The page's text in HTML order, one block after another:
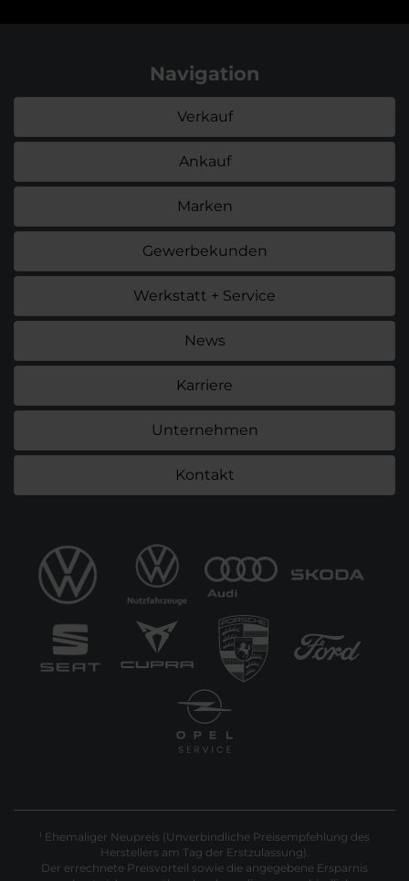
Navigation
Verkauf
Ankauf
Marken
Gewerbekunden
Werkstatt + Service
News
Karriere
Unternehmen
Kontakt
1 Ehemaliger Neupreis (Unverbindliche Preisempfehlung des
Herstellers am Tag der Erstzulassung).
Der errechnete Preisvorteil sowie die angegebene Ersparnis